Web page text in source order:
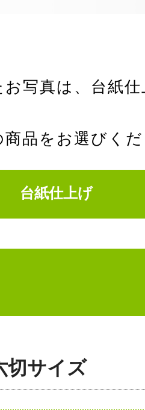
お写真は、台紙
商品をお選びくだ
台紙仕上げ
切サイズ